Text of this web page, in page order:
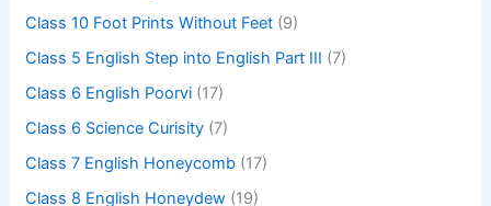
Class 10 Foot Prints Without Feet (9)
Class 5 English Step into English Part III (7)
Class 6 English Poorvi (17)
Class 6 Science Curisity (7)
Class 7 English Honeycomb (17)
Class 8 English Honeydew (19)